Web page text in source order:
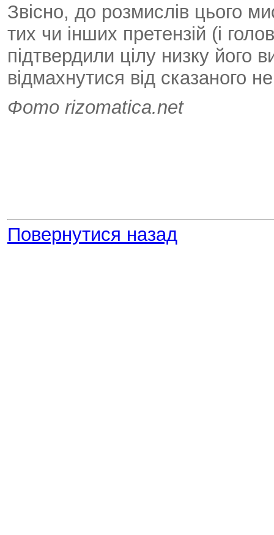
Звісно, до розмислів цього
тих чи інших претензій (і
підтвердили цілу низку його
відмахнутися від сказаного
Фото rizomatica.net
Повернутися назад